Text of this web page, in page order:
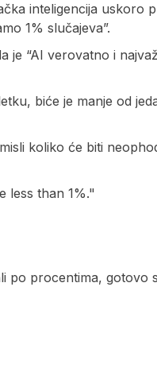
inteligencija uskoro
1% slučajeva”.
je “AI verovatno i
biće je manje od
koliko će biti
less than 1%."
po procentima, gotovo